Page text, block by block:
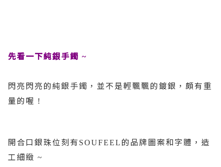
先看一下純銀手鐲 ~
閃亮閃亮的純銀手鐲，並不是輕飄飄的鍍銀，頗有重
量的喔 !
開合口銀珠位刻有 SOUFEEL 的品牌圖案和字體，造
工細緻 ~